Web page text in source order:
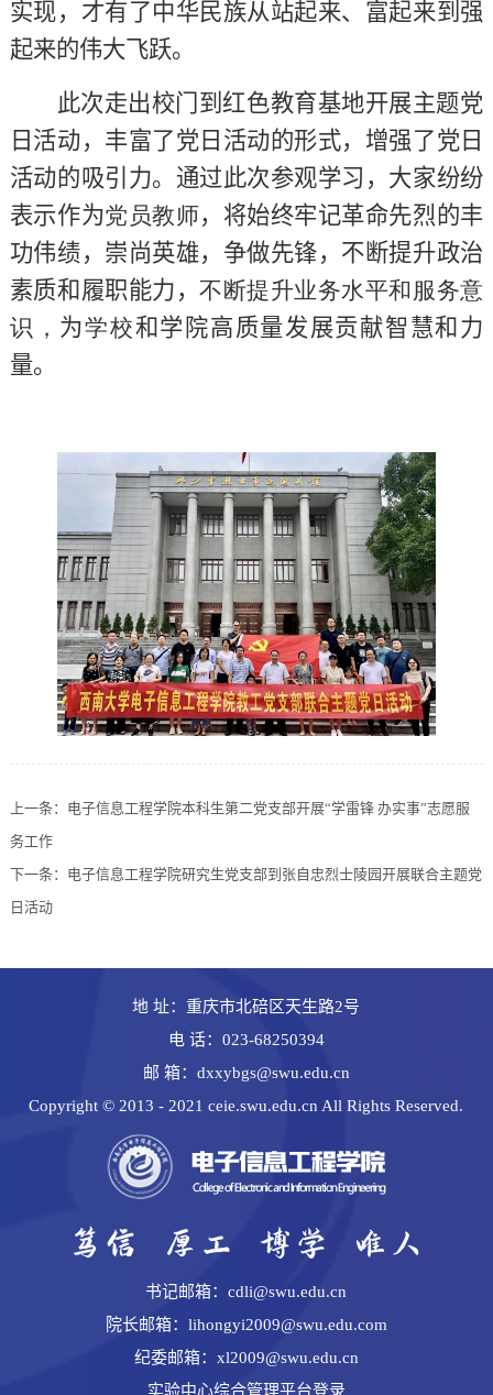
实现，才有了中华民族从站起来、富起来到强
起来的伟大飞跃。
此次走出校门到红色教育基地开展主题党
日活动，丰富了党日活动的形式，增强了党日
活动的吸引力。通过此次参观学习，大家纷纷
表示作为党员教师，将始终牢记革命先烈的丰
功伟绩，崇尚英雄，争做先锋，不断提升政治
素质和履职能力，不断提升业务水平和服务意
识， 为学校和学院高质量发展贡献智慧和力
量。
上一条： 电子信息工程学院本科生第二党支部开展“学雷锋 办实事”志愿服
务工作
下一条： 电子信息工程学院研究生党支部到张自忠烈士陵园开展联合主题党
日活动
地 址：重庆市北碚区天生路2号
电 话：023-68250394
邮 箱：dxxybgs@swu.edu.cn
Copyright © 2013 - 2021 ceie.swu.edu.cn All Rights Reserved.
书记邮箱：cdli@swu.edu.cn
院长邮箱：lihongyi2009@swu.edu.com
纪委邮箱：xl2009@swu.edu.cn
实验中心综合管理平台登录